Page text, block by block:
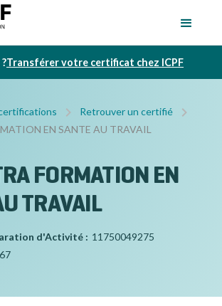
Transférer votre certificat chez ICPF
Retrouver un certifié
EN SANTE AU TRAVAIL
FORMATION EN
TRAVAIL
d'Activité : 11750049275